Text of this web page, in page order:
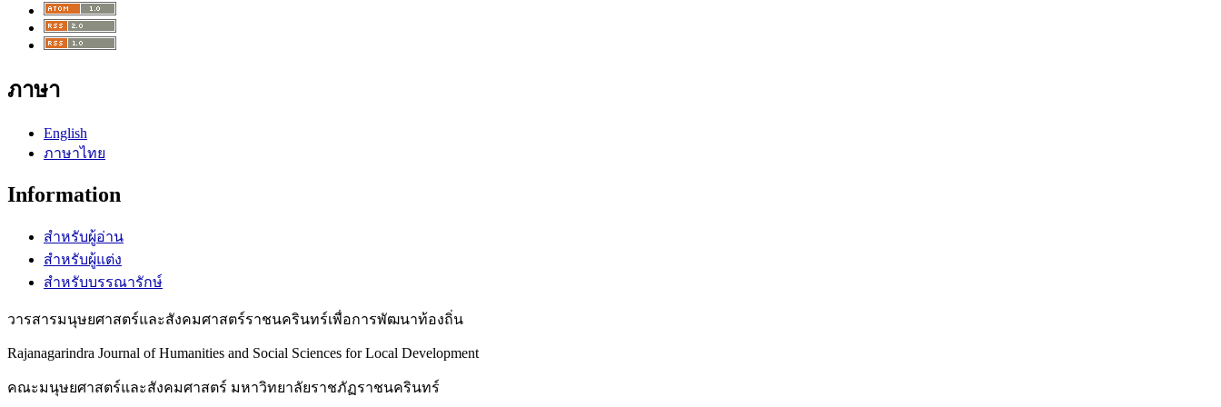
ภาษา
English
ภาษาไทย
Information
สำหรับผู้อ่าน
สำหรับผู้แต่ง
สำหรับบรรณารักษ์
วารสารมนุษยศาสตร์และสังคมศาสตร์ราชนครินทร์เพื่อการพัฒนาท้องถิ่น
Rajanagarindra Journal of Humanities and Social Sciences for Local Development
คณะมนุษยศาสตร์และสังคมศาสตร์ มหาวิทยาลัยราชภัฏราชนครินทร์